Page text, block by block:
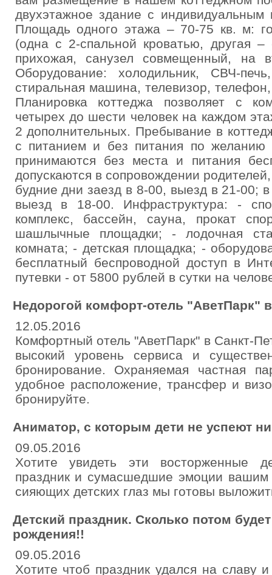
двухэтажное здание с
Площадь одного этажа – 70-75 кв. м:
(одна с 2-спальной кроватью, другая
прихожая, санузел совмещенный, на
Оборудование: холодильник, СВЧ-
стиральная машина, телевизор,
Планировка коттеджа позволяет с
четырех до шести человек на каждом
2 дополнительных. Пребывание в
с питанием и без питания по желанию
принимаются без места и питания
допускаются в сопровождении
будние дни заезд в 8-00, выезд в 21-00;
выезд в 18-00. Инфраструктура: -
комплекс, бассейн, сауна, прокат
шашлычные площадки; - лодочная
комната; - детская площадка; -
бесплатный беспроводной доступ в
путевки - от 5800 рублей в сутки на
Недорогой комфорт-отель "АветПарк"
12.05.2016
Комфортный отель "АветПарк" в Санкт-
высокий уровень сервиса и
бронирование. Охраняемая частная
удобное расположение, трансфер и
бронируйте.
Аниматор, с которым дети не успеют ни
09.05.2016
Хотите увидеть эти восторженные
праздник и сумасшедшие эмоции
сияющих детских глаз мы готовы
Детский праздник. Сколько потом
рождения!!
09.05.2016
Хотите чтоб праздник удался на славу